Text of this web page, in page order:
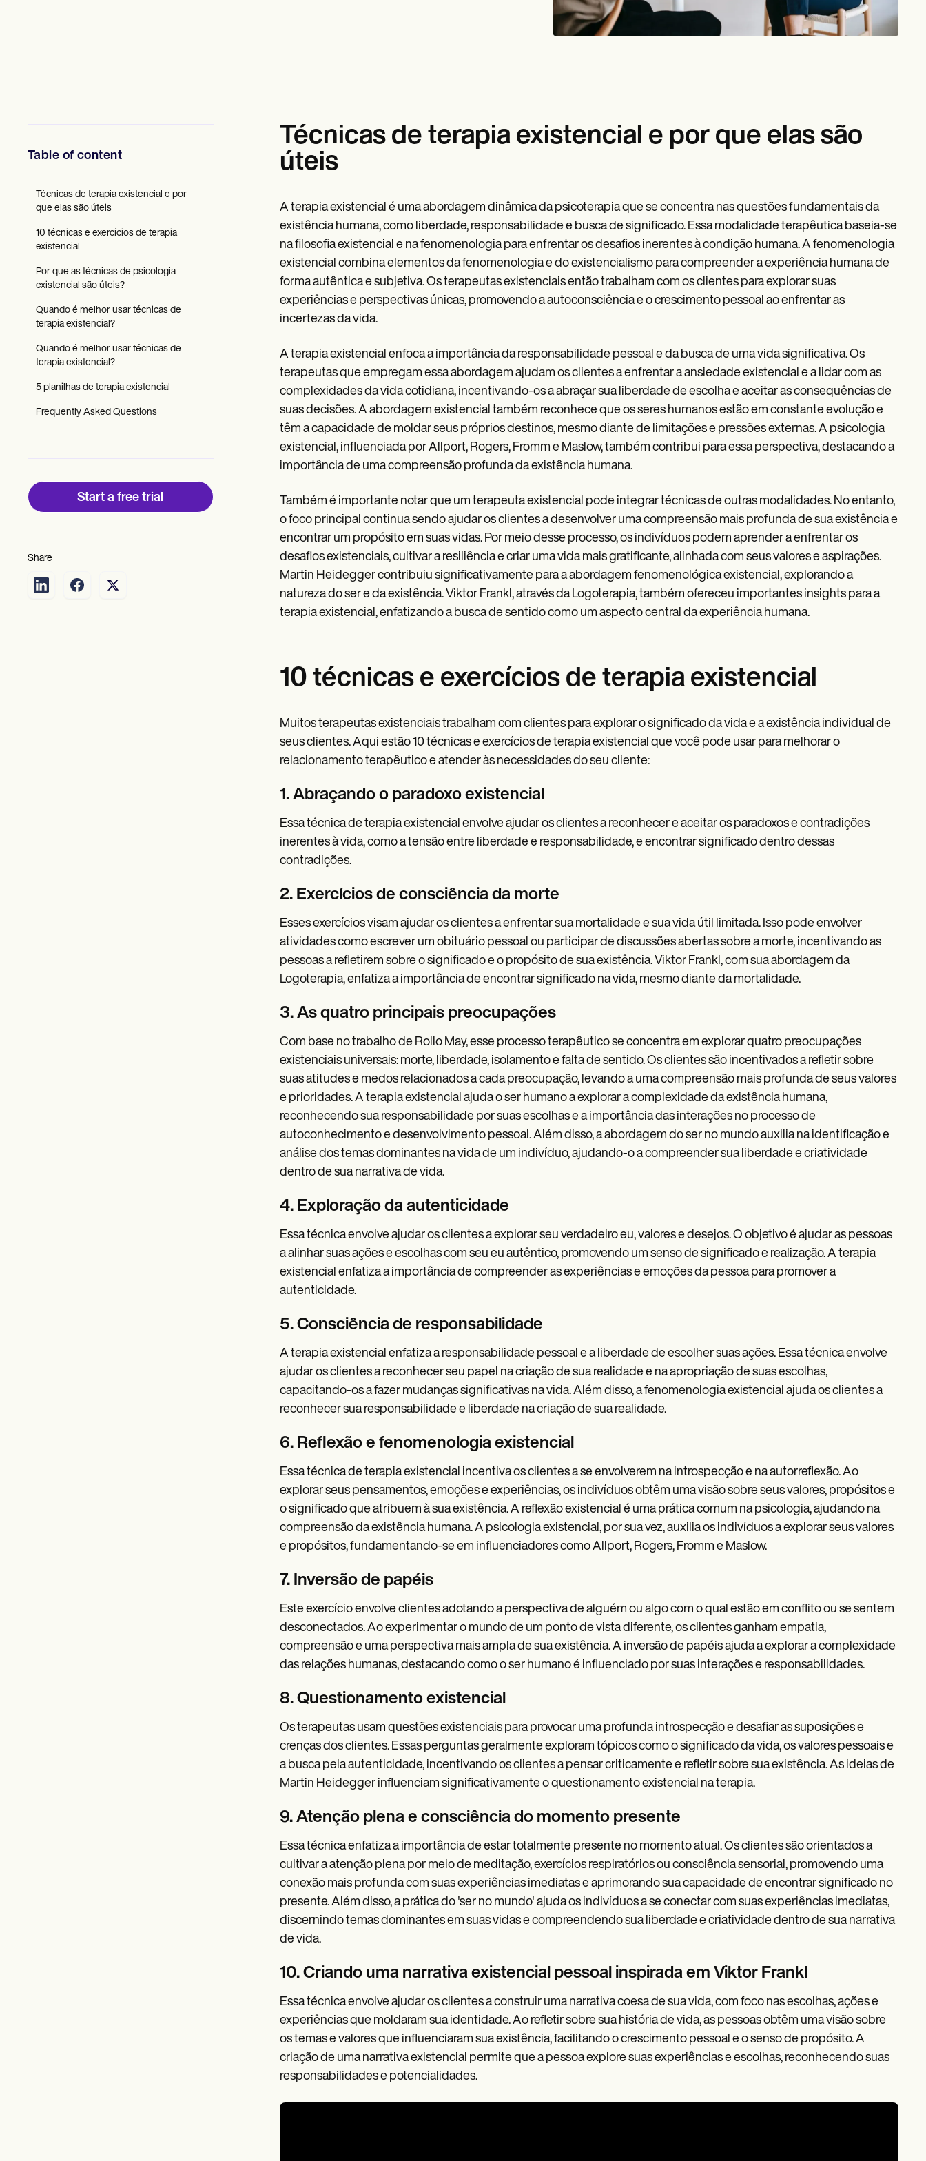
Comparação
Códigos ICD
Procedure Codes
Modelo Superbill
Modelo de nota SOAP
Informed Consent Form
Social Work Treatment Plans
Patient Visit Summary Template
Help Center
Training Hub
Webinars
Become a Partner
Why Carepatron?
Table of content
Técnicas de terapia existencial e por
que elas são úteis
10 técnicas e exercícios de terapia
existencial
Por que as técnicas de psicologia
existencial são úteis?
Quando é melhor usar técnicas de
terapia existencial?
Quando é melhor usar técnicas de
terapia existencial?
5 planilhas de terapia existencial
Frequently Asked Questions
Start a free trial
Share
Técnicas de terapia existencial e por que elas são
úteis
A terapia existencial é uma abordagem dinâmica da psicoterapia que se concentra nas questões fundamentais da
existência humana, como liberdade, responsabilidade e busca de significado. Essa modalidade terapêutica baseia-se
na filosofia existencial e na fenomenologia para enfrentar os desafios inerentes à condição humana. A fenomenologia
existencial combina elementos da fenomenologia e do existencialismo para compreender a experiência humana de
forma autêntica e subjetiva. Os terapeutas existenciais então trabalham com os clientes para explorar suas
experiências e perspectivas únicas, promovendo a autoconsciência e o crescimento pessoal ao enfrentar as
incertezas da vida.
A terapia existencial enfoca a importância da responsabilidade pessoal e da busca de uma vida significativa. Os
terapeutas que empregam essa abordagem ajudam os clientes a enfrentar a ansiedade existencial e a lidar com as
complexidades da vida cotidiana, incentivando-os a abraçar sua liberdade de escolha e aceitar as consequências de
suas decisões. A abordagem existencial também reconhece que os seres humanos estão em constante evolução e
têm a capacidade de moldar seus próprios destinos, mesmo diante de limitações e pressões externas. A psicologia
existencial, influenciada por Allport, Rogers, Fromm e Maslow, também contribui para essa perspectiva, destacando a
importância de uma compreensão profunda da existência humana.
Também é importante notar que um terapeuta existencial pode integrar técnicas de outras modalidades. No entanto,
o foco principal continua sendo ajudar os clientes a desenvolver uma compreensão mais profunda de sua existência e
encontrar um propósito em suas vidas. Por meio desse processo, os indivíduos podem aprender a enfrentar os
desafios existenciais, cultivar a resiliência e criar uma vida mais gratificante, alinhada com seus valores e aspirações.
Martin Heidegger contribuiu significativamente para a abordagem fenomenológica existencial, explorando a
natureza do ser e da existência. Viktor Frankl, através da Logoterapia, também ofereceu importantes insights para a
terapia existencial, enfatizando a busca de sentido como um aspecto central da experiência humana.
10 técnicas e exercícios de terapia existencial
Muitos terapeutas existenciais trabalham com clientes para explorar o significado da vida e a existência individual de
seus clientes. Aqui estão 10 técnicas e exercícios de terapia existencial que você pode usar para melhorar o
relacionamento terapêutico e atender às necessidades do seu cliente:
1. Abraçando o paradoxo existencial
Essa técnica de terapia existencial envolve ajudar os clientes a reconhecer e aceitar os paradoxos e contradições
inerentes à vida, como a tensão entre liberdade e responsabilidade, e encontrar significado dentro dessas
contradições.
2. Exercícios de consciência da morte
Esses exercícios visam ajudar os clientes a enfrentar sua mortalidade e sua vida útil limitada. Isso pode envolver
atividades como escrever um obituário pessoal ou participar de discussões abertas sobre a morte, incentivando as
pessoas a refletirem sobre o significado e o propósito de sua existência. Viktor Frankl, com sua abordagem da
Logoterapia, enfatiza a importância de encontrar significado na vida, mesmo diante da mortalidade.
3. As quatro principais preocupações
Com base no trabalho de Rollo May, esse processo terapêutico se concentra em explorar quatro preocupações
existenciais universais: morte, liberdade, isolamento e falta de sentido. Os clientes são incentivados a refletir sobre
suas atitudes e medos relacionados a cada preocupação, levando a uma compreensão mais profunda de seus valores
e prioridades. A terapia existencial ajuda o ser humano a explorar a complexidade da existência humana,
reconhecendo sua responsabilidade por suas escolhas e a importância das interações no processo de
autoconhecimento e desenvolvimento pessoal. Além disso, a abordagem do ser no mundo auxilia na identificação e
análise dos temas dominantes na vida de um indivíduo, ajudando-o a compreender sua liberdade e criatividade
dentro de sua narrativa de vida.
4. Exploração da autenticidade
Essa técnica envolve ajudar os clientes a explorar seu verdadeiro eu, valores e desejos. O objetivo é ajudar as pessoas
a alinhar suas ações e escolhas com seu eu autêntico, promovendo um senso de significado e realização. A terapia
existencial enfatiza a importância de compreender as experiências e emoções da pessoa para promover a
autenticidade.
5. Consciência de responsabilidade
A terapia existencial enfatiza a responsabilidade pessoal e a liberdade de escolher suas ações. Essa técnica envolve
ajudar os clientes a reconhecer seu papel na criação de sua realidade e na apropriação de suas escolhas,
capacitando-os a fazer mudanças significativas na vida. Além disso, a fenomenologia existencial ajuda os clientes a
reconhecer sua responsabilidade e liberdade na criação de sua realidade.
6. Reflexão e fenomenologia existencial
Essa técnica de terapia existencial incentiva os clientes a se envolverem na introspecção e na autorreflexão. Ao
explorar seus pensamentos, emoções e experiências, os indivíduos obtêm uma visão sobre seus valores, propósitos e
o significado que atribuem à sua existência. A reflexão existencial é uma prática comum na psicologia, ajudando na
compreensão da existência humana. A psicologia existencial, por sua vez, auxilia os indivíduos a explorar seus valores
e propósitos, fundamentando-se em influenciadores como Allport, Rogers, Fromm e Maslow.
7. Inversão de papéis
Este exercício envolve clientes adotando a perspectiva de alguém ou algo com o qual estão em conflito ou se sentem
desconectados. Ao experimentar o mundo de um ponto de vista diferente, os clientes ganham empatia,
compreensão e uma perspectiva mais ampla de sua existência. A inversão de papéis ajuda a explorar a complexidade
das relações humanas, destacando como o ser humano é influenciado por suas interações e responsabilidades.
8. Questionamento existencial
Os terapeutas usam questões existenciais para provocar uma profunda introspecção e desafiar as suposições e
crenças dos clientes. Essas perguntas geralmente exploram tópicos como o significado da vida, os valores pessoais e
a busca pela autenticidade, incentivando os clientes a pensar criticamente e refletir sobre sua existência. As ideias de
Martin Heidegger influenciam significativamente o questionamento existencial na terapia.
9. Atenção plena e consciência do momento presente
Essa técnica enfatiza a importância de estar totalmente presente no momento atual. Os clientes são orientados a
cultivar a atenção plena por meio de meditação, exercícios respiratórios ou consciência sensorial, promovendo uma
conexão mais profunda com suas experiências imediatas e aprimorando sua capacidade de encontrar significado no
presente. Além disso, a prática do 'ser no mundo' ajuda os indivíduos a se conectar com suas experiências imediatas,
discernindo temas dominantes em suas vidas e compreendendo sua liberdade e criatividade dentro de sua narrativa
de vida.
10. Criando uma narrativa existencial pessoal inspirada em Viktor Frankl
Essa técnica envolve ajudar os clientes a construir uma narrativa coesa de sua vida, com foco nas escolhas, ações e
experiências que moldaram sua identidade. Ao refletir sobre sua história de vida, as pessoas obtêm uma visão sobre
os temas e valores que influenciaram sua existência, facilitando o crescimento pessoal e o senso de propósito. A
criação de uma narrativa existencial permite que a pessoa explore suas experiências e escolhas, reconhecendo suas
responsabilidades e potencialidades.